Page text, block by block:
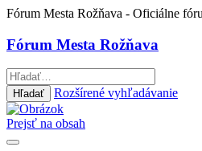
Fórum Mesta Rožňava - Oficiálne
Fórum Mesta Rožňava
Hľadať Rozšírené vyhľadávanie
Prejsť na obsah